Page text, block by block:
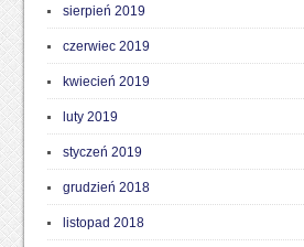
sierpień 2019
czerwiec 2019
kwiecień 2019
luty 2019
styczeń 2019
grudzień 2018
listopad 2018